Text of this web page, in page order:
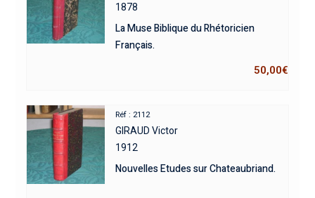
1878
La Muse Biblique du Rhétoricien
Français.
50,00€
Réf : 2112
GIRAUD Victor
1912
Nouvelles Etudes sur Chateaubriand.